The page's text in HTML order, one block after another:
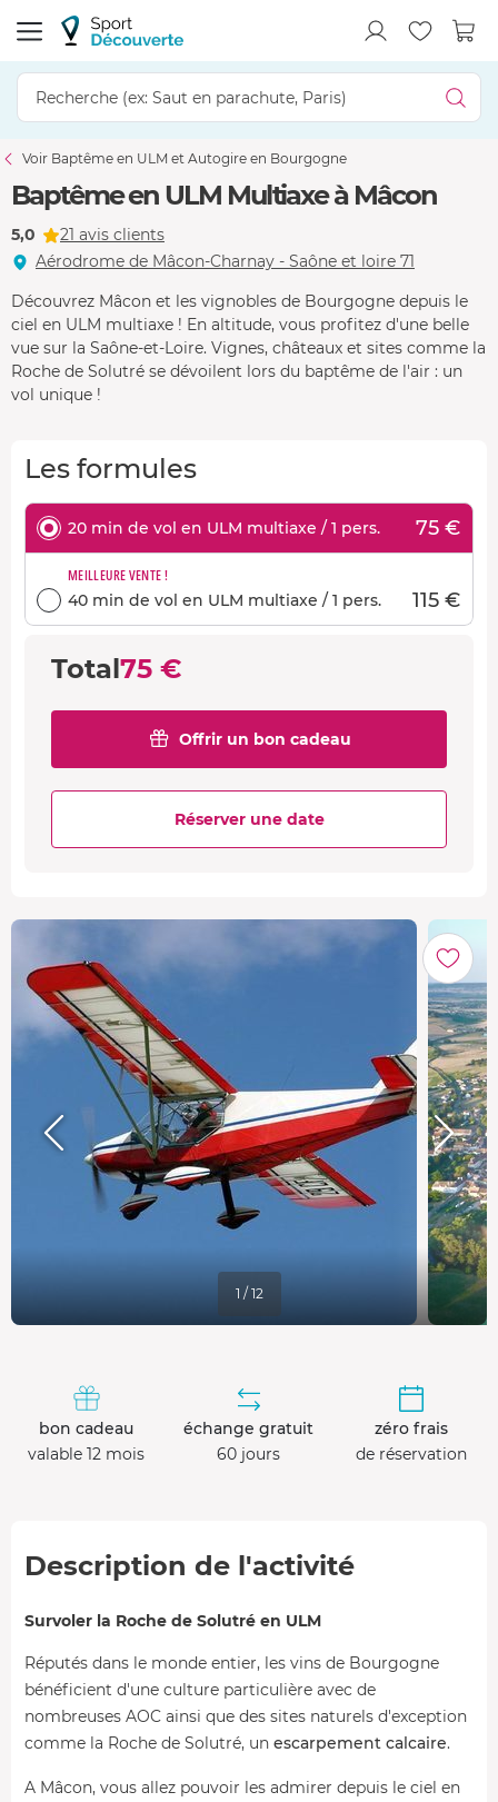
Voir Baptême en ULM et Autogire en Bourgogne
Baptême en ULM Multiaxe à Mâcon
5,0
21 avis clients
Aérodrome de Mâcon-Charnay - Saône et loire 71
Découvrez Mâcon et les vignobles de Bourgogne depuis le
ciel en ULM multiaxe ! En altitude, vous profitez d'une belle
vue sur la Saône-et-Loire. Vignes, châteaux et sites comme la
Roche de Solutré se dévoilent lors du baptême de l'air : un
vol unique !
Les formules
20 min de vol en ULM multiaxe / 1 pers. 75 €
MEILLEURE VENTE !
40 min de vol en ULM multiaxe / 1 pers. 115 €
Total75 €
Offrir un bon cadeau
Réserver une date
1 / 12
bon cadeau
valable 12 mois
échange gratuit
60 jours
zéro frais
de réservation
Description de l'activité
Survoler la Roche de Solutré en ULM
Réputés dans le monde entier, les vins de Bourgogne
bénéficient d'une culture particulière avec de
nombreuses AOC ainsi que des sites naturels d'exception
comme la Roche de Solutré, un escarpement calcaire.
A Mâcon, vous allez pouvoir les admirer depuis le ciel en